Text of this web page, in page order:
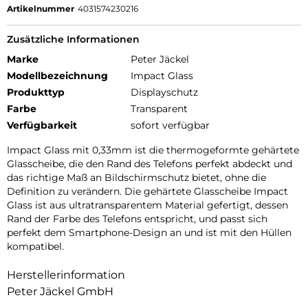
Artikelnummer 4031574230216
Zusätzliche Informationen
Marke
Peter Jäckel
Modellbezeichnung
Impact Glass
Produkttyp
Displayschutz
Farbe
Transparent
Verfügbarkeit
sofort verfügbar
Impact Glass mit 0,33mm ist die thermogeformte gehärtete
Glasscheibe, die den Rand des Telefons perfekt abdeckt und
das richtige Maß an Bildschirmschutz bietet, ohne die
Definition zu verändern. Die gehärtete Glasscheibe Impact
Glass ist aus ultratransparentem Material gefertigt, dessen
Rand der Farbe des Telefons entspricht, und passt sich
perfekt dem Smartphone-Design an und ist mit den Hüllen
kompatibel.
Herstellerinformation
Peter Jäckel GmbH